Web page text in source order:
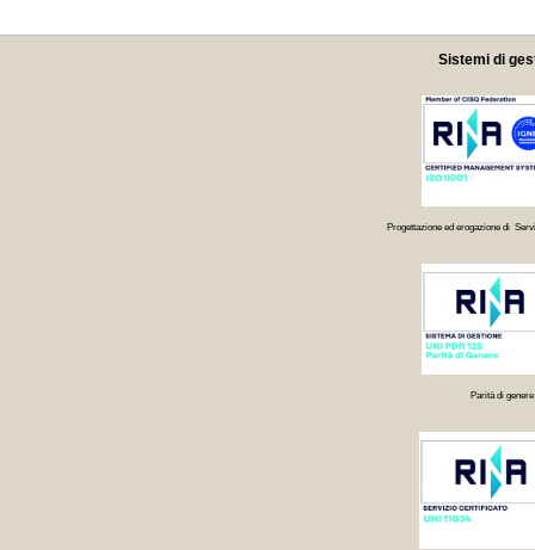
Sistemi di
Progettazione ed erogazione di
Parità di genere